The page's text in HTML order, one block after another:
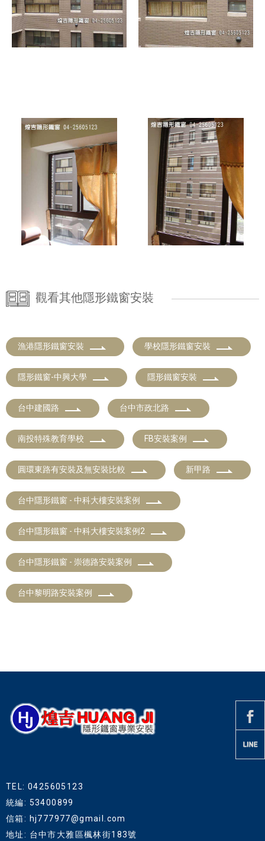
觀看其他隱形鐵窗安裝
漁港隱形鐵窗安裝 學校隱形鐵窗安裝
隱形鐵窗-中興大學 隱形鐵窗安裝
台中建國路 台中市政北路
南投特殊教育學校 FB安裝案例
圓環東路有安裝及無安裝比較 新甲路
台中隱形鐵窗 - 中科大樓安裝案例
台中隱形鐵窗 - 中科大樓安裝案例2
台中隱形鐵窗 - 崇德路安裝案例
台中黎明路安裝案例
TEL: 0425605123
統編: 53400899
信箱: hj777977@gmail.com
地址: 台中市大雅區楓林街183號